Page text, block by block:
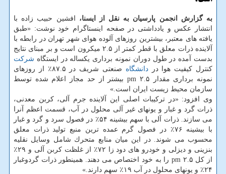
به گزارش انجمن پارسیان به نقل از ایسنا، افشین حبیب زاده با
انتشار عكس و یادداشتی در صفحه اینستاگرام خود نوشت: «طبق
یافته های معتبر، بیشترین روزهای آلوده هوای شهر تهران در رابطه با
آلاینده ذرات معلق با قطر كمتر از ۲.۵ میكرون است و بر مبنای نتایج
بدست آمده در طول دوران نمونه برداری یكساله در ایستگاه شركت
كنترل كیفیت هوا دردانشگاه
صنعتی شریف در ۸۷.۵٪ از روزهای
نمونه برداری مقدار ۲.۵ pm بیشتر از حد مجاز اعلام شده توسط
سازمان محیط زیست ایران است.»
وی افزود: «در تركیبات اصلی این آلاینده جرم آلی، كربن معدنی،
ذرات گرد و غبار و یونهای غیر آلی محلول در آب، قسمت اعظم آنرا
می سازند. ذرات آلی با سهم بیشینه ۵۴٪ در فصول سرد و گرد و غبار
با بیشینه ۷۶٪ در فصول گرم عمده ترین منبع تولید ذرات معلق
محسوب می شوند. در این میان منابع متحرك شامل وسایل نقلیه
بنزینی و دیزلی و خودرو های دود زا ۷۲٪ از غلظت كربن آلی و ۲۹٪
از كل ۲.۵ pm را به خود اختصاص می دهند. همینطور ذرات گردوغبار
۲۴٪ و یونهای محلول در آب ۱۹٪ سهم دارند.»